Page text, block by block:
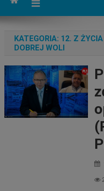
KATEGORIA: 12. Z
DOBREJ WOLI